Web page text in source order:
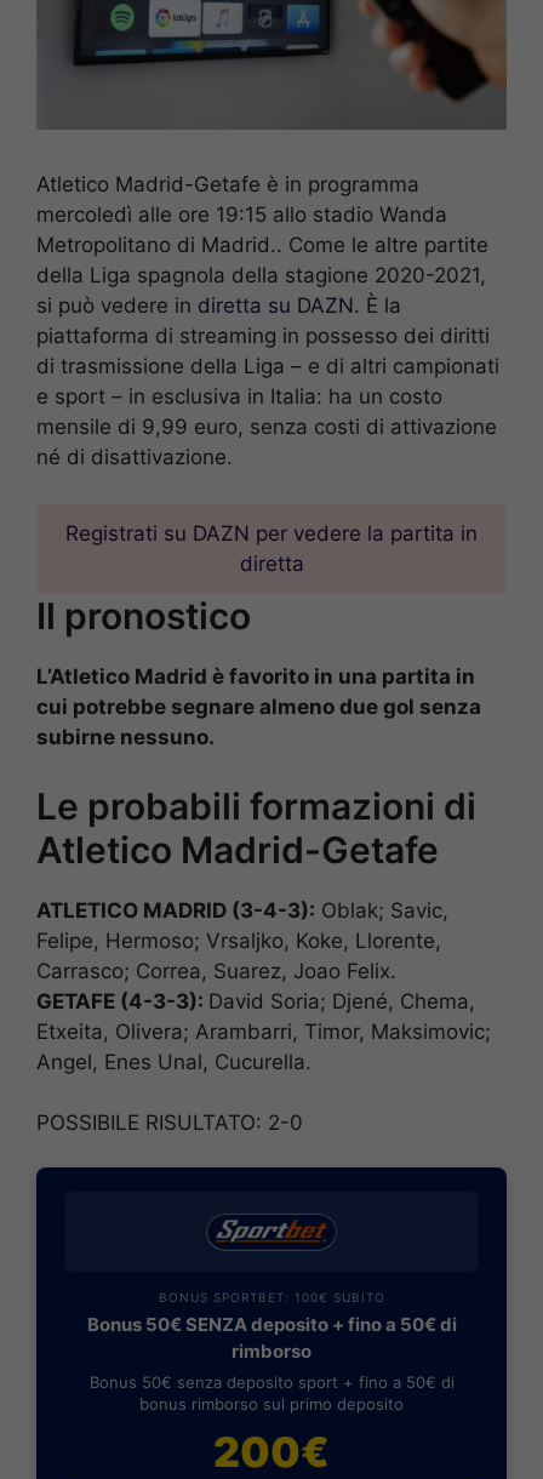
Atletico Madrid-Getafe è in programma
mercoledì alle ore 19:15 allo stadio Wanda
Metropolitano di Madrid.. Come le altre partite
della Liga spagnola della stagione 2020-2021,
si può vedere in diretta su DAZN. È la
piattaforma di streaming in possesso dei diritti
di trasmissione della Liga – e di altri campionati
e sport – in esclusiva in Italia: ha un costo
mensile di 9,99 euro, senza costi di attivazione
né di disattivazione.
Registrati su DAZN per vedere la partita in
diretta
Il pronostico
L’Atletico Madrid è favorito in una partita in
cui potrebbe segnare almeno due gol senza
subirne nessuno.
Le probabili formazioni di
Atletico Madrid-Getafe
ATLETICO MADRID (3-4-3): Oblak; Savic,
Felipe, Hermoso; Vrsaljko, Koke, Llorente,
Carrasco; Correa, Suarez, Joao Felix.
GETAFE (4-3-3): David Soria; Djené, Chema,
Etxeita, Olivera; Arambarri, Timor, Maksimovic;
Angel, Enes Unal, Cucurella.
POSSIBILE RISULTATO: 2-0
BONUS SPORTBET: 100€ SUBITO
Bonus 50€ SENZA deposito + fino a 50€ di
rimborso
Bonus 50€ senza deposito sport + fino a 50€ di
bonus rimborso sul primo deposito
200€